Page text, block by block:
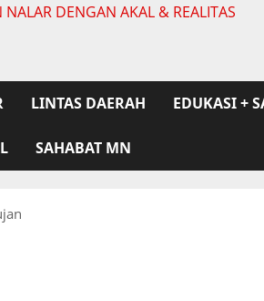
DENGAN AKAL & REALITAS
LINTAS DAERAH EDUKASI +
SAHABAT MN